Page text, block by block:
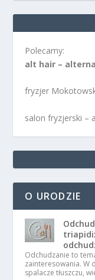
Polecamy:
alt hair –
fryzjer
salon fryzjerski –
O URODZIE
Odchudzanie to
zainteresowania. W
spalacze tłuszczu,